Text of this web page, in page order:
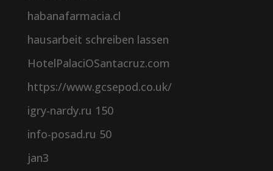
habanafarmacia.cl
hausarbeit schreiben lassen
HotelPalaciOSantacruz.com
https://www.gcsepod.co.uk/
igry-nardy.ru 150
info-posad.ru 50
jan3